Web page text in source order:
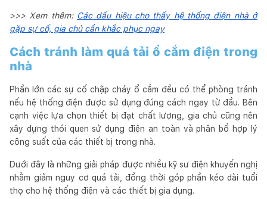
>>> Xem thêm: Các dấu hiệu cho thấy hệ thống điện nhà ở
gặp sự cố, gia chủ cần khắc phục ngay
Cách tránh làm quá tải ổ cắm điện trong
nhà
Phần lớn các sự cố chập cháy ổ cắm đều có thể phòng tránh
nếu hệ thống điện được sử dụng đúng cách ngay từ đầu. Bên
cạnh việc lựa chọn thiết bị đạt chất lượng, gia chủ cũng nên
xây dựng thói quen sử dụng điện an toàn và phân bổ hợp lý
công suất của các thiết bị trong nhà.
Dưới đây là những giải pháp được nhiều kỹ sư điện khuyến nghị
nhằm giảm nguy cơ quá tải, đồng thời góp phần kéo dài tuổi
thọ cho hệ thống điện và các thiết bị gia dụng.